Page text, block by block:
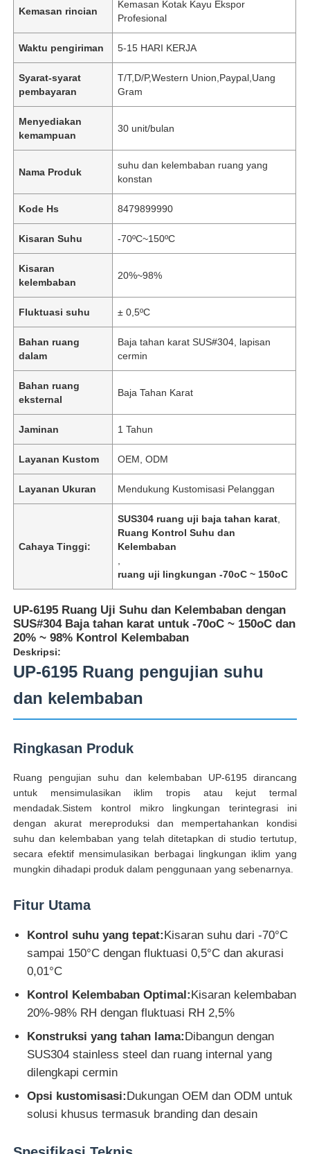
Rumah
Produk
Tentang kita
Hubungi kami
Quote request suatu
Peralatan Pengujian Lab
Ruang Uji Lingkungan
Mesin pengujian universal
Kemasan rincian
Kemasan Kotak Kayu Ekspor
Profesional
Waktu pengiriman 5-15 HARI KERJA
Syarat-syarat
pembayaran
T/T,D/P,Western Union,Paypal,Uang
Gram
Menyediakan
kemampuan
30 unit/bulan
Nama Produk
suhu dan kelembaban ruang yang
konstan
Kode Hs 8479899990
Kisaran Suhu -70ºC~150ºC
Kisaran
kelembaban
20%~98%
Fluktuasi suhu ± 0,5ºC
Bahan ruang
dalam
Baja tahan karat SUS#304, lapisan
cermin
Bahan ruang
eksternal
Baja Tahan Karat
Jaminan 1 Tahun
Layanan Kustom OEM, ODM
Layanan Ukuran Mendukung Kustomisasi Pelanggan
Cahaya Tinggi:
SUS304 ruang uji baja tahan karat
Ruang Kontrol Suhu dan
Kelembaban
ruang uji lingkungan -70oC ~ 150oC
UP-6195 Ruang Uji Suhu dan Kelembaban dengan
SUS#304 Baja tahan karat untuk -70oC ~ 150oC dan
20% ~ 98% Kontrol Kelembaban
Deskripsi:
UP-6195 Ruang pengujian suhu
dan kelembaban
Ringkasan Produk
Ruang pengujian suhu dan kelembaban UP-6195 dirancang
untuk mensimulasikan iklim tropis atau kejut termal
mendadak.Sistem kontrol mikro lingkungan terintegrasi ini
dengan akurat mereproduksi dan mempertahankan kondisi
suhu dan kelembaban yang telah ditetapkan di studio tertutup,
secara efektif mensimulasikan berbagai lingkungan iklim yang
mungkin dihadapi produk dalam penggunaan yang sebenarnya.
Fitur Utama
Kontrol suhu yang tepat:Kisaran suhu dari -70°C
sampai 150°C dengan fluktuasi 0,5°C dan akurasi
0,01°C
Kontrol Kelembaban Optimal:Kisaran kelembaban
20%-98% RH dengan fluktuasi RH 2,5%
Konstruksi yang tahan lama:Dibangun dengan
SUS304 stainless steel dan ruang internal yang
dilengkapi cermin
Opsi kustomisasi:Dukungan OEM dan ODM untuk
solusi khusus termasuk branding dan desain